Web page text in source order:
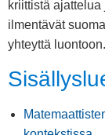
kriittistä
ilmentävät
yhteyttä luontoon.